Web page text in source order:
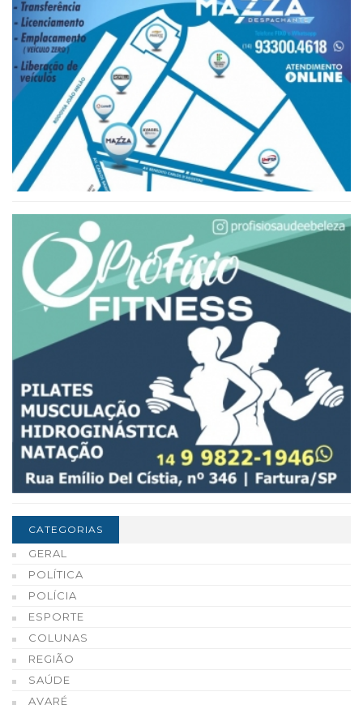
CATEGORIAS
GERAL
POLÍTICA
POLÍCIA
ESPORTE
COLUNAS
REGIÃO
SAÚDE
AVARÉ